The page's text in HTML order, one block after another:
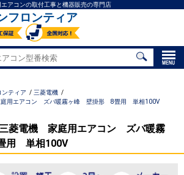
エアコンの取付工事と機器販売の専門店
フロンティア
ンティア
三菱電機
用エアコン ズバ暖霧ヶ峰 壁掛形 8畳用 単相100V
菱電機 家庭用エアコン ズバ暖霧
用 単相100V